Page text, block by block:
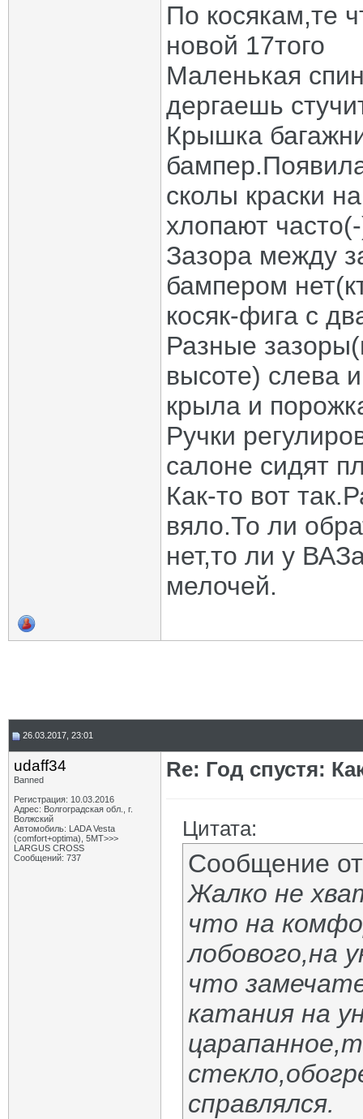
По косякам,те
новой 17того
Маленькая
дергаешь
Крышка
сколы краски
хлопают
Зазора между
бампером
косяк-фига с
Разные
высоте) слева
крыла и
Ручки
салоне сидят
Как-то вот
вяло.То ли
нет,то ли у
мелочей.
26.03.2017, 23:01
udaff34
Banned
Регистрация: 10.03.2016
Адрес: Волгоградская обл., г.
Волжский
Автомобиль: LADA Vesta
(comfort+optima), 5МТ>>>
LARGUS CROSS
Сообщений: 737
Re: Год спустя:
Цитата:
Сообщение
Жалко не
что на
лобового,на
что
катания на
справлялся.